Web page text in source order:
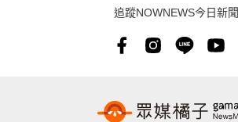
追蹤NOWNEWS今日新聞